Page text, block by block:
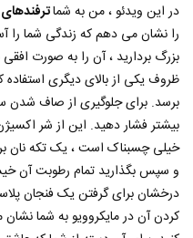
در این ویدئو ، من به شما
را نشان می دهم که زندگی شما را
بزرگ بردارید ، آن را به صورت
ظروف یکی از بالای دیگری
برسد. برای جلوگیری از صاف شدن
بیشتر فشار دهید. این از شر
خیلی چسبناک است ، یک تکه نان
و سپس بگذارید تمام رطوبت
درخشان برای گرفتن یک فنجان
کردن آن در مایکروویو به شما